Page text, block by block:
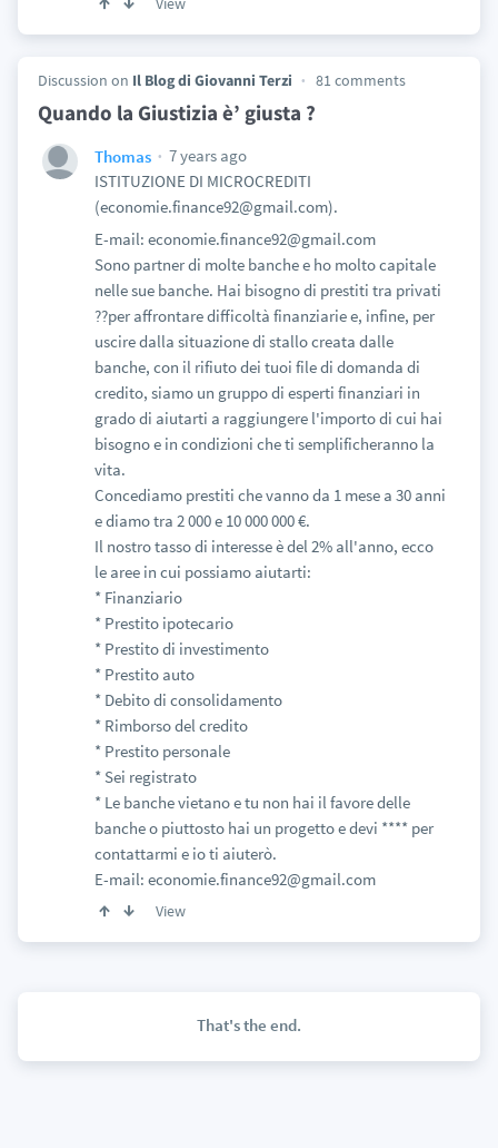
Discussion on Il Blog di Giovanni Terzi 81 comments
Quando la Giustizia è’ giusta ?
Thomas
7 years ago
ISTITUZIONE DI MICROCREDITI
(economie.finance92@gmail.com).
E-mail: economie.finance92@gmail.com
Sono partner di molte banche e ho molto capitale
nelle sue banche. Hai bisogno di prestiti tra privati
??per affrontare difficoltà finanziarie e, infine, per
uscire dalla situazione di stallo creata dalle
banche, con il rifiuto dei tuoi file di domanda di
credito, siamo un gruppo di esperti finanziari in
grado di aiutarti a raggiungere l'importo di cui hai
bisogno e in condizioni che ti semplificheranno la
vita.
Concediamo prestiti che vanno da 1 mese a 30 anni
e diamo tra 2 000 e 10 000 000 €.
Il nostro tasso di interesse è del 2% all'anno, ecco
le aree in cui possiamo aiutarti:
* Finanziario
* Prestito ipotecario
* Prestito di investimento
* Prestito auto
* Debito di consolidamento
* Rimborso del credito
* Prestito personale
* Sei registrato
* Le banche vietano e tu non hai il favore delle
banche o piuttosto hai un progetto e devi **** per
contattarmi e io ti aiuterò.
E-mail: economie.finance92@gmail.com
View
That's the end.